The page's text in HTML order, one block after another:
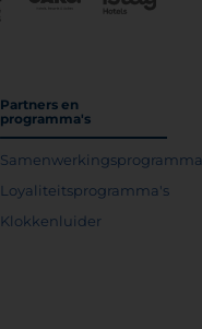
Partners en
programma's
Samenwerkingsprogramma
Loyaliteitsprogramma's
Klokkenluider